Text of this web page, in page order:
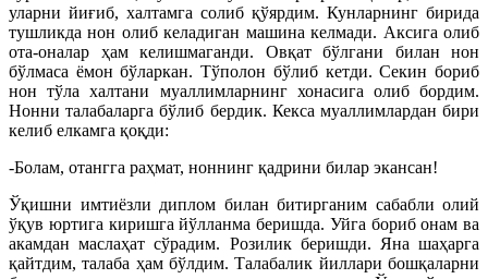
уларни йиғиб, халтамга солиб қўярдим. Кунларнинг бирида
тушликда нон олиб келадиган машина келмади. Аксига олиб
ота-оналар ҳам келишмаганди. Овқат бўлгани билан нон
бўлмаса ёмон бўларкан. Тўполон бўлиб кетди. Секин бориб
нон тўла халтани муаллимларнинг хонасига олиб бордим.
Нонни талабаларга бўлиб бердик. Кекса муаллимлардан бири
келиб елкамга қоқди:
-Болам, отангга раҳмат, ноннинг қадрини билар экансан!
Ўқишни имтиёзли диплом билан битирганим сабабли олий
ўқув юртига киришга йўлланма беришда. Уйга бориб онам ва
акамдан маслаҳат сўрадим. Розилик беришди. Яна шаҳарга
қайтдим, талаба ҳам бўлдим. Талабалик йиллари бошқаларни